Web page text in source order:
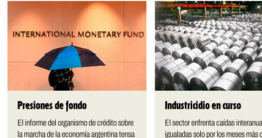
Presiones de fondo
El informe del organismo de crédito sobre
la marcha de la economía argentina tensa
Industricidio en curso
El sector enfrenta caídas
igualadas solo por los meses más